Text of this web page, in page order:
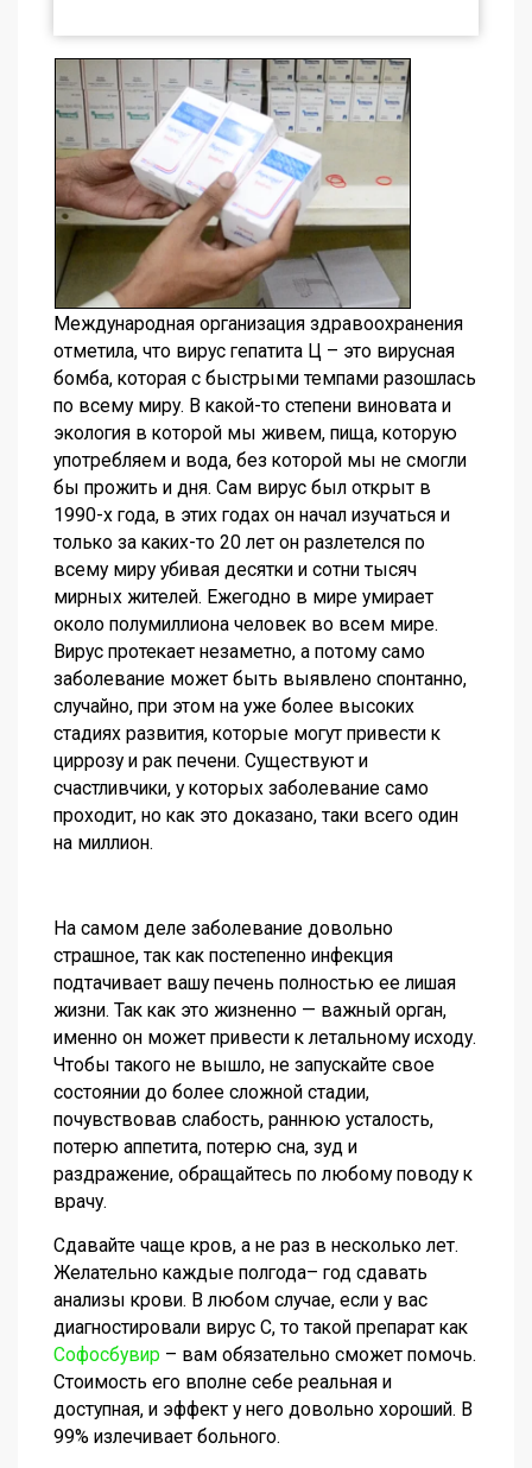
Международная организация здравоохранения
отметила, что вирус гепатита Ц – это вирусная
бомба, которая с быстрыми темпами разошлась
по всему миру. В какой-то степени виновата и
экология в которой мы живем, пища, которую
употребляем и вода, без которой мы не смогли
бы прожить и дня. Сам вирус был открыт в
1990-х года, в этих годах он начал изучаться и
только за каких-то 20 лет он разлетелся по
всему миру убивая десятки и сотни тысяч
мирных жителей. Ежегодно в мире умирает
около полумиллиона человек во всем мире.
Вирус протекает незаметно, а потому само
заболевание может быть выявлено спонтанно,
случайно, при этом на уже более высоких
стадиях развития, которые могут привести к
циррозу и рак печени. Существуют и
счастливчики, у которых заболевание само
проходит, но как это доказано, таки всего один
на миллион.
На самом деле заболевание довольно
страшное, так как постепенно инфекция
подтачивает вашу печень полностью ее лишая
жизни. Так как это жизненно — важный орган,
именно он может привести к летальному исходу.
Чтобы такого не вышло, не запускайте свое
состоянии до более сложной стадии,
почувствовав слабость, раннюю усталость,
потерю аппетита, потерю сна, зуд и
раздражение, обращайтесь по любому поводу к
врачу.
Сдавайте чаще кров, а не раз в несколько лет.
Желательно каждые полгода– год сдавать
анализы крови. В любом случае, если у вас
диагностировали вирус С, то такой препарат как
Софосбувир – вам обязательно сможет помочь.
Стоимость его вполне себе реальная и
доступная, и эффект у него довольно хороший. В
99% излечивает больного.